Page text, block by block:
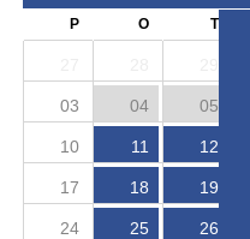
P
O T
03 04 05
10 11 12
17 18 19
24 25 26